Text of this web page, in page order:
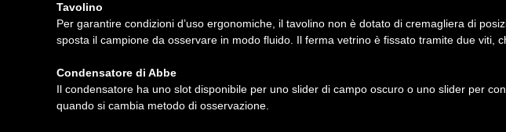
Tavolino
Per garantire condizioni d’uso ergonomiche, il tavolino non è dotato di cremagliera di
sposta il campione da osservare in modo fluido. Il ferma vetrino è fissato tramite due viti,
Condensatore di Abbe
Il condensatore ha uno slot disponibile per uno slider di campo oscuro o uno slider per
quando si cambia metodo di osservazione.